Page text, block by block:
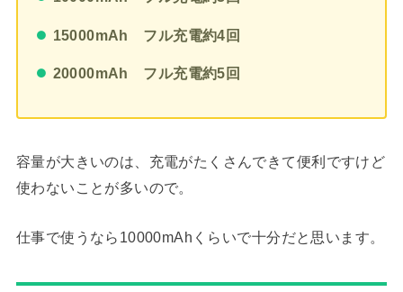
15000mAh フル充電約4回
20000mAh フル充電約5回
容量が大きいのは、充電がたくさんできて便利ですけど
使わないことが多いので。
仕事で使うなら10000mAhくらいで十分だと思います。